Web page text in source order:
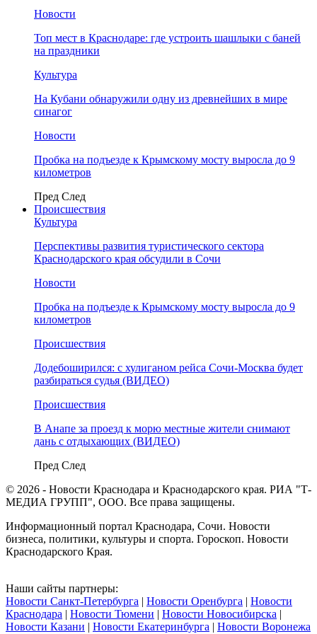
Новости
Топ мест в Краснодаре: где устроить шашлыки с баней
на праздники
Культура
На Кубани обнаружили одну из древнейших в мире
синагог
Новости
Пробка на подъезде к Крымскому мосту выросла до 9
километров
Пред След
Происшествия
Культура
Перспективы развития туристического сектора
Краснодарского края обсудили в Сочи
Новости
Пробка на подъезде к Крымскому мосту выросла до 9
километров
Происшествия
Додебоширился: с хулиганом рейса Сочи-Москва будет
разбираться судья (ВИДЕО)
Происшествия
В Анапе за проезд к морю местные жители снимают
дань с отдыхающих (ВИДЕО)
Пред След
© 2026 - Новости Краснодара и Краснодарского края. РИА "Т-
МЕДИА ГРУПП", ООО. Все права защищены.
Информационный портал Краснодара, Сочи. Новости
бизнеса, политики, культуры и спорта. Гороскоп. Новости
Краснодарского Края.
Наши сайты партнеры:
Новости Санкт-Петербурга | Новости Оренбурга | Новости
Краснодара | Новости Тюмени | Новости Новосибирска |
Новости Казани | Новости Екатеринбурга | Новости Воронежа